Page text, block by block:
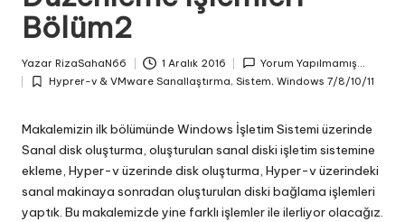
Bölüm2
by
Yazar RizaSahaN66 1 Aralık 2016 Yorum Yapılmamış...
Posted
Hyprer-v & VMware Sanallaştırma, Sistem, Windows 7/8/10/11
Makalemizin ilk bölümünde Windows İşletim Sistemi üzerinde
Sanal disk oluşturma, oluşturulan sanal diski işletim sistemine
ekleme, Hyper-v üzerinde disk oluşturma, Hyper-v üzerindeki
sanal makinaya sonradan oluşturulan diski bağlama işlemleri
yaptık. Bu makalemizde yine farklı işlemler ile ilerliyor olacağız.